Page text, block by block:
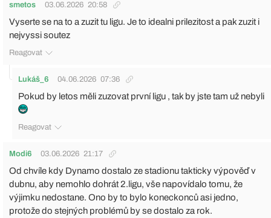
smetos 03.06.2026 20:58
Vyserte se na to a zuzit tu ligu. Je to idealni prilezitost a pak zuzit i
nejvyssi soutez
Reagovat
Lukáš_6 04.06.2026 07:36
Pokud by letos měli zuzovat první ligu , tak by jste tam už nebyli
Reagovat
Modi6 03.06.2026 21:17
Od chvíle kdy Dynamo dostalo ze stadionu takticky výpověď v
dubnu, aby nemohlo dohrát 2.ligu, vše napovídalo tomu, že
výjimku nedostane. Ono by to bylo koneckonců asi jedno,
protože do stejných problémů by se dostalo za rok.